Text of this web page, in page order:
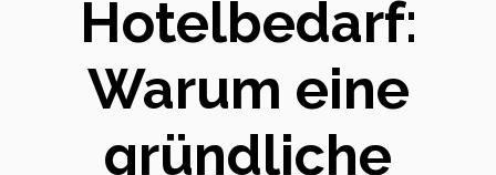
Hotelbedarf:
Warum eine
gründliche